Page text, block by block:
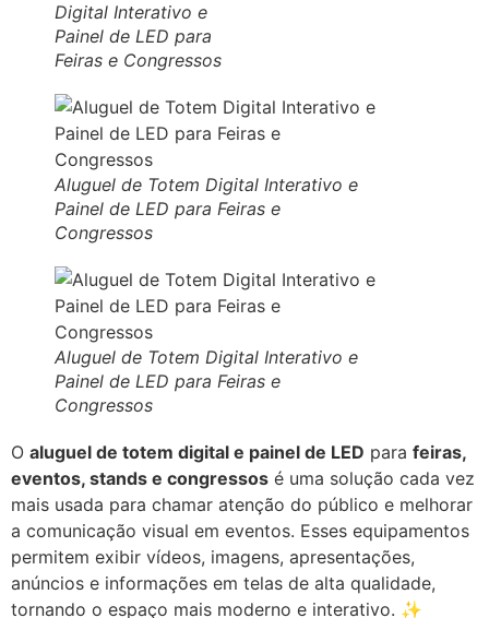
Digital Interativo e
Painel de LED para
Feiras e Congressos
Aluguel de Totem Digital Interativo e
Painel de LED para Feiras e
Congressos
Aluguel de Totem Digital Interativo e
Painel de LED para Feiras e
Congressos
O aluguel de totem digital e painel de LED para feiras,
eventos, stands e congressos é uma solução cada vez
mais usada para chamar atenção do público e melhorar
a comunicação visual em eventos. Esses equipamentos
permitem exibir vídeos, imagens, apresentações,
anúncios e informações em telas de alta qualidade,
tornando o espaço mais moderno e interativo. ✨